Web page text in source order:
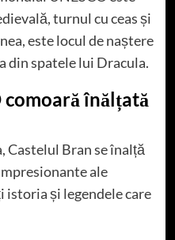
turnul cu ceas și
este locul de naștere
din spatele lui Dracula.
comoară înălțată
Castelul Bran se înalță
ale
istoria și legendele care